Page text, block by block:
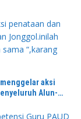
aksi
Alun-
sama